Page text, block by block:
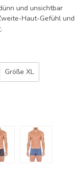
und unsichtbar
Haut-Gefühl und
.
Größe XL